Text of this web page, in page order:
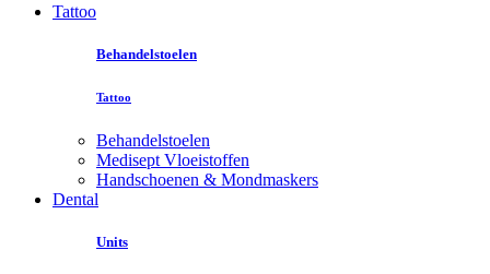
Tattoo
Behandelstoelen
Tattoo
Behandelstoelen
Medisept Vloeistoffen
Handschoenen & Mondmaskers
Dental
Units